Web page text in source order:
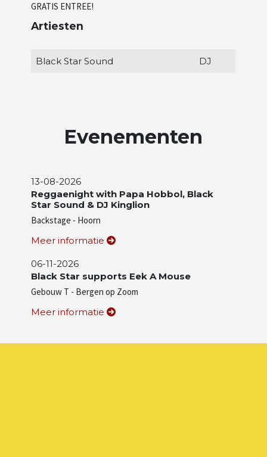
GRATIS ENTREE!
Artiesten
Black Star Sound DJ
Evenementen
13-08-2026
Reggaenight with Papa Hobbol, Black
Star Sound & DJ Kinglion
Backstage - Hoorn
Meer informatie
06-11-2026
Black Star supports Eek A Mouse
Gebouw T - Bergen op Zoom
Meer informatie